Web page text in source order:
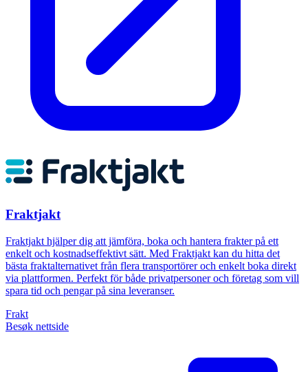
Fraktjakt
Fraktjakt hjälper dig att jämföra, boka och hantera frakter på ett
enkelt och kostnadseffektivt sätt. Med Fraktjakt kan du hitta det
bästa fraktalternativet från flera transportörer och enkelt boka direkt
via plattformen. Perfekt för både privatpersoner och företag som vill
spara tid och pengar på sina leveranser.
Frakt
Besøk nettside